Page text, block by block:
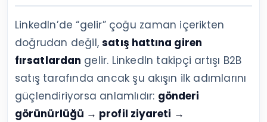
LinkedIn’de “gelir” çoğu zaman içerikten
doğrudan değil,satış hattına giren
fırsatlardan gelir. LinkedIn takipçi artışı B2B
satış tarafında ancak şu akışın ilk adımlarını
güçlendiriyorsa anlamlıdır: gönderi
görünürlüğü → profil ziyareti →